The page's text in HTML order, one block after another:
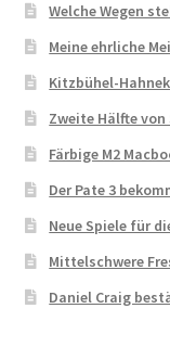
Welche Wegen
Meine ehrliche
Kitzbühel-
Zweite Hälfte
Färbige M2
Der Pate 3
Neue Spiele für
Mittelschwere
Daniel Craig